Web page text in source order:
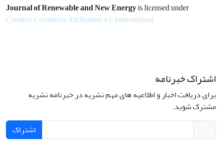
Journal of Renewable and New Energyis licensed under
Creative Commons Attribution 4.0 International
اشتراک خبرنامه
برای دریافت اخبار و اطلاعیه های مهم نشریه در خبرنامه نشریه
مشترک شوید.
اشتراک